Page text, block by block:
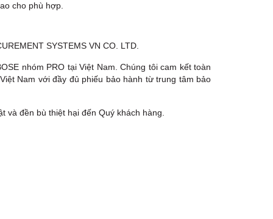
Việt Thương Music - Vincom Lê Văn
Lô L3-05C, Tầng 3, Trung Tâm
Thương Mại Vincom Plaza, Số 50,
Đường Lê Văn Việt, Phường Tăng
Minh
cho phù hợp.
SYSTEMS VN CO. LTD.
nhóm PRO tại Việt Nam. Chúng tôi cam kết toàn
Nam với đầy đủ phiếu bảo hành từ trung tâm bảo
và đền bù thiệt hại đến Quý khách hàng.